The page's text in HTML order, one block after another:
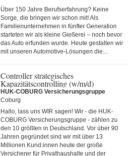
Über 150 Jahre Berufserfahrung? Keine
Sorge, die bringen wir schon mit! Als
Familienunternehmen in fünfter Generation
starteten wir als kleine Gießerei – noch bevor
das Auto erfunden wurde. Heute gestalten wir
mit unseren Automotive-Lösungen die...
Controller strategisches
Kapazitätscontrolling (w/m/d)
HUK-COBURG Versicherungsgruppe
Coburg
Hallo, lass uns WIR sagen! Wir - die HUK-
COBURG Versicherungsgruppe - zählen zu
den 10 größten in Deutschland. Vor über 90
Jahren gegründet sind wir mit über 13
Millionen Kund:innen heute der große
Versicherer für Privathaushalte und der